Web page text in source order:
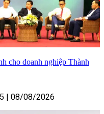
cho doanh nghiệp Thành
08/08/2026